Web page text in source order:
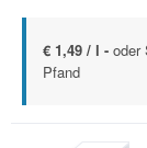
€ 1,49 / l - oder
Pfand